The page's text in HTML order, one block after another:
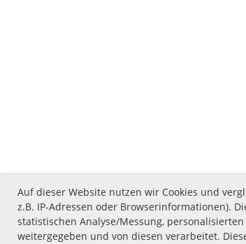
Auf dieser Website nutzen wir Cookies und
z.B. IP-Adressen oder Browserinformationen).
statistischen Analyse/Messung,
weitergegeben und von diesen verarbeitet.